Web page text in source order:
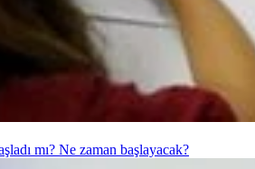
mı? Ne zaman başlayacak?